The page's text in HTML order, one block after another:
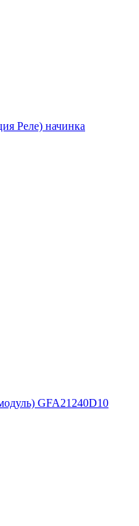
Реле) начинка
GFA21240D10